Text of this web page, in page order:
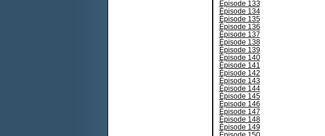
Épisode 133
Épisode 134
Épisode 135
Épisode 136
Épisode 137
Épisode 138
Épisode 139
Épisode 140
Épisode 141
Épisode 142
Épisode 143
Épisode 144
Épisode 145
Épisode 146
Épisode 147
Épisode 148
Épisode 149